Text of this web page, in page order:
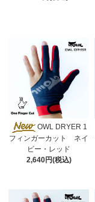
OWL DRYER 1
フィンガーカット ネイ
ビー・レッド
2,640円(税込)